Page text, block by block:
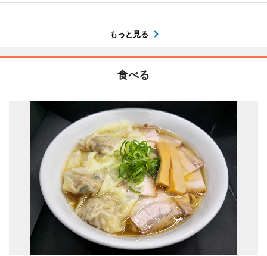
もっと見る
食べる